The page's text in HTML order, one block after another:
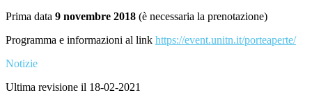
Prima data 9 novembre 2018 (è necessaria la prenotazione)
Programma e informazioni al link https://event.unitn.it/porteaperte/
Notizie
Ultima revisione il 18-02-2021